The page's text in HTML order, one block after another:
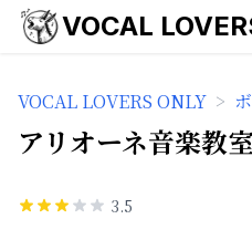
VOCAL
VOCAL LOVERS ONLY >
アリオーネ音楽教
3.5